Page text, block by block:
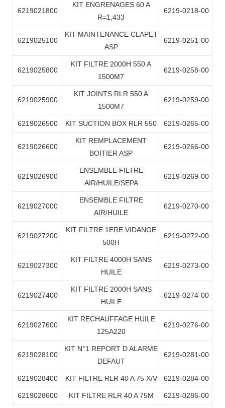
6219021800
KIT ENGRENAGES 60 A
R=1,433
6219-0218-00
6219025100
KIT MAINTENANCE CLAPET
ASP
6219-0251-00
6219025800
KIT FILTRE 2000H 550 A
1500M7
6219-0258-00
6219025900
KIT JOINTS RLR 550 A
1500M7
6219-0259-00
6219026500 KIT SUCTION BOX RLR 550 6219-0265-00
6219026600
KIT REMPLACEMENT
BOITIER ASP
6219-0266-00
6219026900
ENSEMBLE FILTRE
AIR/HUILE/SEPA
6219-0269-00
6219027000
ENSEMBLE FILTRE
AIR/HUILE
6219-0270-00
6219027200
KIT FILTRE 1ERE VIDANGE
500H
6219-0272-00
6219027300
KIT FILTRE 4000H SANS
HUILE
6219-0273-00
6219027400
KIT FILTRE 2000H SANS
HUILE
6219-0274-00
6219027600
KIT RECHAUFFAGE HUILE
125A220
6219-0276-00
6219028100
KIT N°1 REPORT D ALARME
DEFAUT
6219-0281-00
6219028400 KIT FILTRE RLR 40 A 75 X/V 6219-0284-00
6219028600 KIT FILTRE RLR 40 A 75M 6219-0286-00